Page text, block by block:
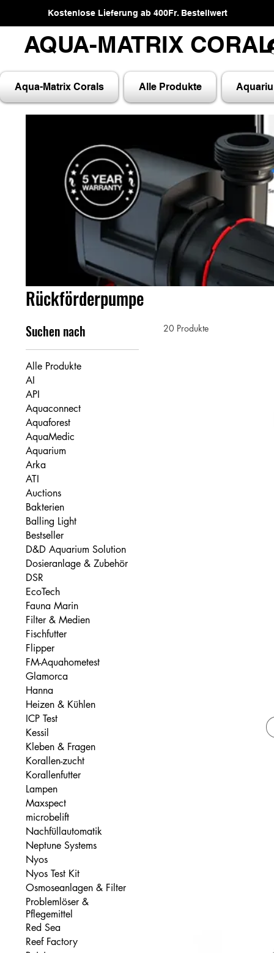
Kostenlose Lieferung ab 400Fr. Bestellwert
AQUA-MATRIX
AQUA-MATRIX
Aqua-Matrix Corals Alle Produkte
Rückförderpumpe
Suchen nach
Alle Produkte
AI
API
Aquaconnect
Aquaforest
AquaMedic
Aquarium
Arka
ATI
Auctions
Bakterien
Balling Light
Bestseller
D&D Aquarium Solution
Dosieranlage & Zubehör
DSR
EcoTech
Fauna Marin
Filter & Medien
Fischfutter
Flipper
FM-Aquahometest
Glamorca
Hanna
Heizen & Kühlen
ICP Test
Kessil
Kleben & Fragen
Korallen-zucht
Korallenfutter
Lampen
Maxspect
microbelift
Nachfüllautomatik
Neptune Systems
Nyos
Nyos Test Kit
Osmoseanlagen & Filter
Problemlöser &
Pflegemittel
Red Sea
Reef Factory
20 Produkte